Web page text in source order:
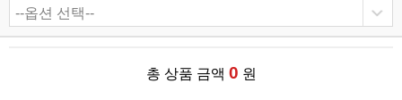
총 상품 금액 0 원